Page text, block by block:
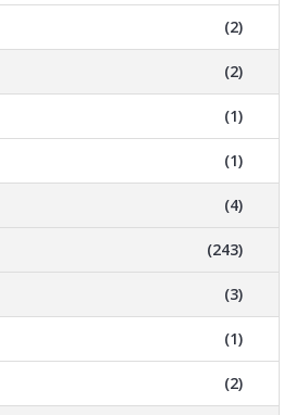
(2)
(2)
(1)
(1)
(4)
(243)
(3)
(1)
(2)